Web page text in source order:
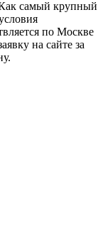
самый крупный
по Москве
на сайте за